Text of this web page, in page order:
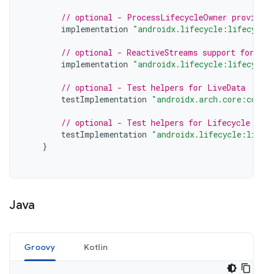
// optional - ProcessLifecycleOwner
implementation
// optional - ReactiveStreams support for
implementation
// optional - Test helpers for LiveData
testImplementation
// optional - Test helpers for Lifecycle
testImplementation
}
Java
Groovy Kotlin